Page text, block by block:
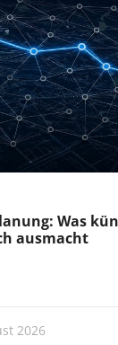
Was
ausmacht
2026